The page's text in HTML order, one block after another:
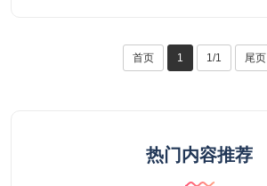
首页 1 1/1 尾页
热门内容推荐